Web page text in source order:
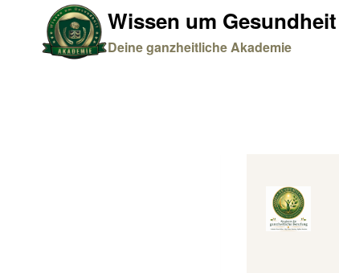
springen
Wissen um Gesundheit
Deine ganzheitliche Akademie